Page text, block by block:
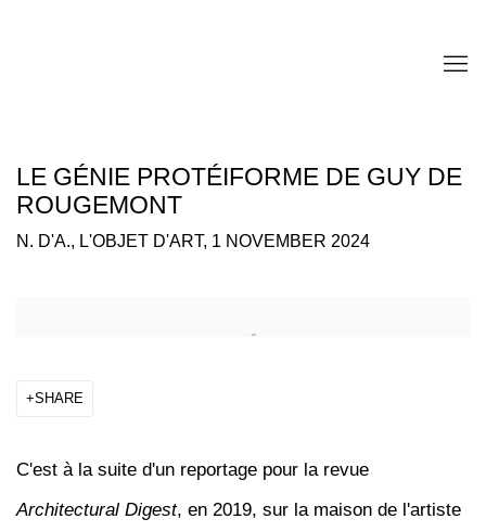
LE GÉNIE PROTÉIFORME DE GUY DE
ROUGEMONT
N. D'A., L'OBJET D'ART, 1 NOVEMBER 2024
SHARE
C'est à la suite d'un reportage pour la revue
Architectural Digest, en 2019, sur la maison de l'artiste